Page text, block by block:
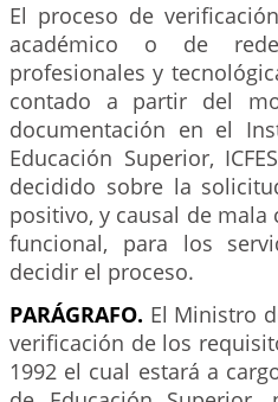
El proceso de
académico o de
profesionales y
contado a partir del
documentación en el
Educación Superior,
decidido sobre la
positivo, y causal de
funcional, para los
decidir el proceso.
PARÁGRAFO. El Ministro
verificación de los
1992 el cual estará a